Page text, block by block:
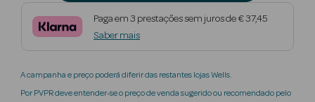
Beauty Season
Beauty Season
Paga em 3 prestações sem juros de € 37,45
Saber mais
A campanha e preço poderá diferir das restantes lojas Wells.
Por PVPR deve entender-se o preço de venda sugerido ou recomendado pelo